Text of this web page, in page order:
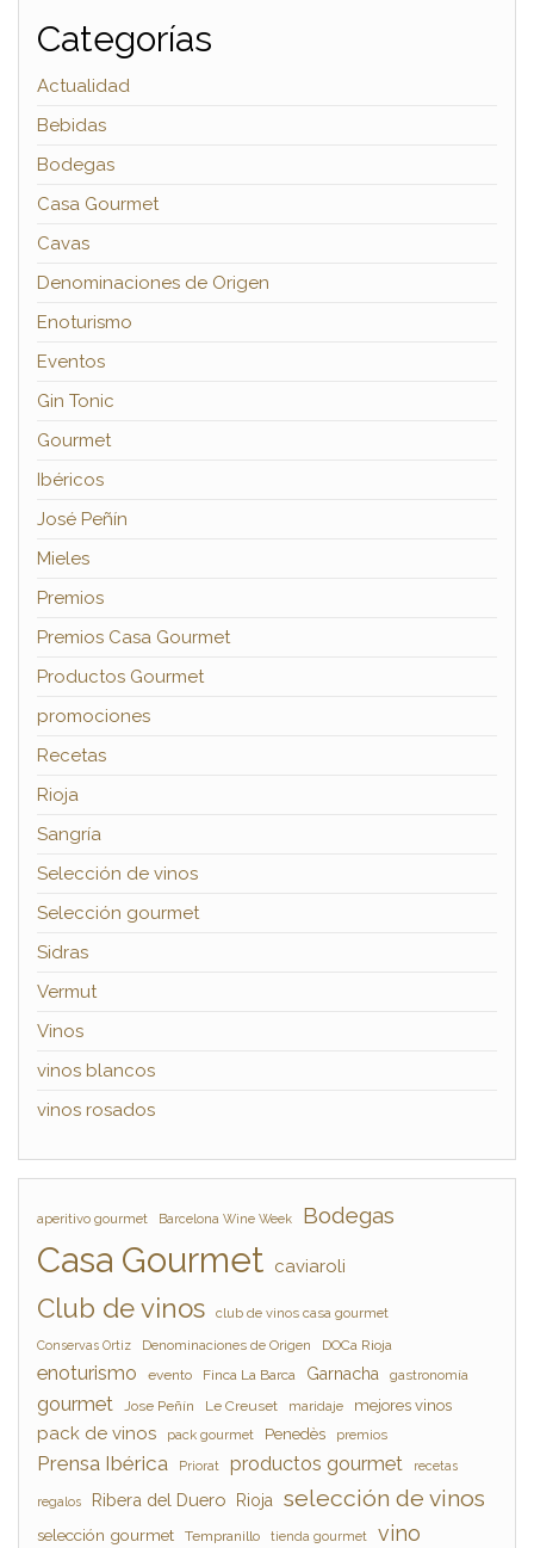
Categorías
Actualidad
Bebidas
Bodegas
Casa Gourmet
Cavas
Denominaciones de Origen
Enoturismo
Eventos
Gin Tonic
Gourmet
Ibéricos
José Peñín
Mieles
Premios
Premios Casa Gourmet
Productos Gourmet
promociones
Recetas
Rioja
Sangría
Selección de vinos
Selección gourmet
Sidras
Vermut
Vinos
vinos blancos
vinos rosados
aperitivo gourmet Barcelona Wine Week Bodegas
Casa Gourmet caviaroli
Club de vinos club de vinos casa gourmet
Conservas Ortiz Denominaciones de Origen DOCa Rioja
enoturismo evento Finca La Barca Garnacha gastronomía
gourmet Jose Peñín Le Creuset maridaje mejores vinos
pack de vinos pack gourmet Penedès premios
Prensa Ibérica Priorat productos gourmet recetas
regalos Ribera del Duero Rioja selección de vinos
selección gourmet Tempranillo tienda gourmet vino